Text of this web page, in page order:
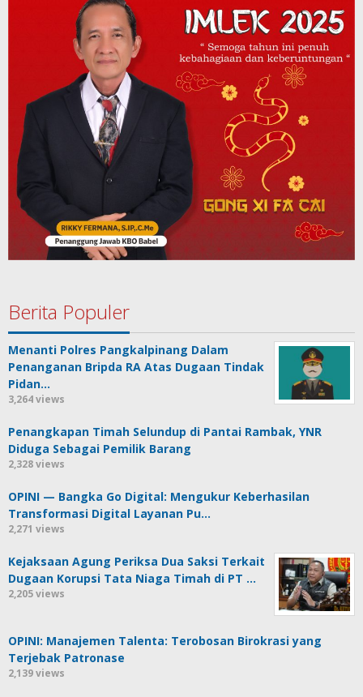
Berita Populer
Menanti Polres Pangkalpinang Dalam
Penanganan Bripda RA Atas Dugaan Tindak
Pidan…
3,264 views
Penangkapan Timah Selundup di Pantai Rambak, YNR
Diduga Sebagai Pemilik Barang
2,328 views
OPINI — Bangka Go Digital: Mengukur Keberhasilan
Transformasi Digital Layanan Pu…
2,271 views
Kejaksaan Agung Periksa Dua Saksi Terkait
Dugaan Korupsi Tata Niaga Timah di PT …
2,205 views
OPINI: Manajemen Talenta: Terobosan Birokrasi yang
Terjebak Patronase
2,139 views